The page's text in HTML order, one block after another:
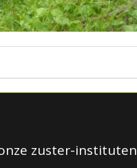
zuster-instituten